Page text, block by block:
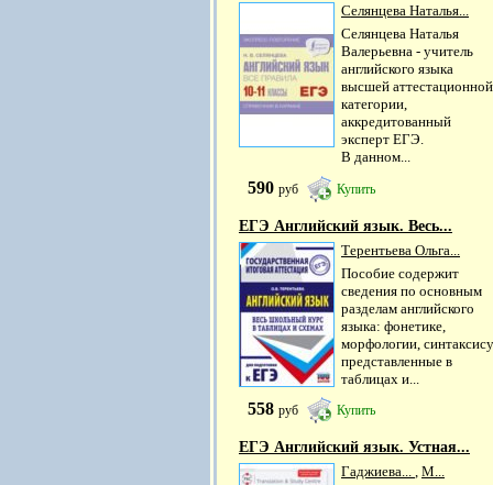
Селянцева Наталья...
Селянцева Наталья
Валерьевна - учитель
английского языка
высшей аттестационной
категории,
аккредитованный
эксперт ЕГЭ.
В данном...
590 руб Купить
ЕГЭ Английский язык. Весь...
Терентьева Ольга...
Пособие содержит
сведения по основным
разделам английского
языка: фонетике,
морфологии,
представленные в
таблицах и...
558 руб Купить
ЕГЭ Английский язык. Устная...
Гаджиева...
М...